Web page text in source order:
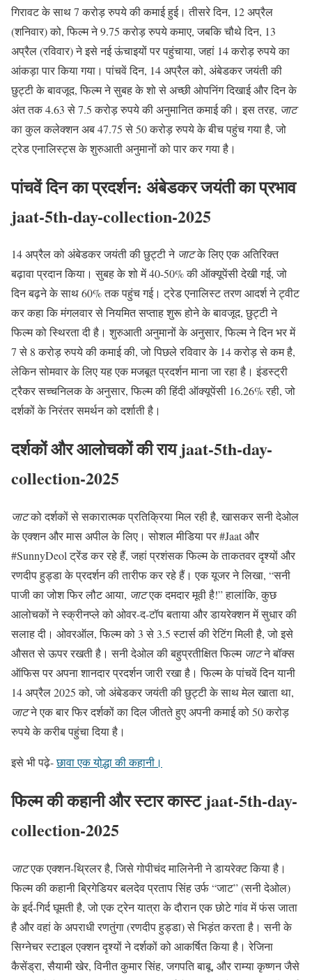
गिरावट के साथ 7 करोड़ रुपये की कमाई हुई। तीसरे दिन, 12 अप्रैल
(शनिवार) को, फिल्म ने 9.75 करोड़ रुपये कमाए, जबकि चौथे दिन, 13
अप्रैल (रविवार) ने इसे नई ऊंचाइयों पर पहुंचाया, जहां 14 करोड़ रुपये का
आंकड़ा पार किया गया। पांचवें दिन, 14 अप्रैल को, अंबेडकर जयंती की
छुट्टी के बावजूद, फिल्म ने सुबह के शो से अच्छी ओपनिंग दिखाई और दिन के
अंत तक 4.63 से 7.5 करोड़ रुपये की अनुमानित कमाई की। इस तरह, जाट
का कुल कलेक्शन अब 47.75 से 50 करोड़ रुपये के बीच पहुंच गया है, जो
ट्रेड एनालिस्ट्स के शुरुआती अनुमानों को पार कर गया है।
पांचवें दिन का प्रदर्शन: अंबेडकर जयंती का प्रभाव
jaat-5th-day-collection-2025
14 अप्रैल को अंबेडकर जयंती की छुट्टी ने जाटके लिए एक अतिरिक्त
बढ़ावा प्रदान किया। सुबह के शो में 40-50% की ऑक्यूपेंसी देखी गई, जो
दिन बढ़ने के साथ 60% तक पहुंच गई। ट्रेड एनालिस्ट तरण आदर्श ने ट्वीट
कर कहा कि मंगलवार से नियमित सप्ताह शुरू होने के बावजूद, छुट्टी ने
फिल्म को स्थिरता दी है। शुरुआती अनुमानों के अनुसार, फिल्म ने दिन भर में
7 से 8 करोड़ रुपये की कमाई की, जो पिछले रविवार के 14 करोड़ से कम है,
लेकिन सोमवार के लिए यह एक मजबूत प्रदर्शन माना जा रहा है। इंडस्ट्री
ट्रैकर सच्चनिलक के अनुसार, फिल्म की हिंदी ऑक्यूपेंसी 16.26% रही, जो
दर्शकों के निरंतर समर्थन को दर्शाती है।
दर्शकों और आलोचकों की राय jaat-5th-day-
collection-2025
जाटको दर्शकों से सकारात्मक प्रतिक्रिया मिल रही है, खासकर सनी देओल
के एक्शन और मास अपील के लिए। सोशल मीडिया पर #Jaat और
#SunnyDeol ट्रेंड कर रहे हैं, जहां प्रशंसक फिल्म के ताकतवर दृश्यों और
रणदीप हुड्डा के प्रदर्शन की तारीफ कर रहे हैं। एक यूजर ने लिखा, “सनी
पाजी का जोश फिर लौट आया, जाटएक दमदार मूवी है!” हालांकि, कुछ
आलोचकों ने स्क्रीनप्ले को ओवर-द-टॉप बताया और डायरेक्शन में सुधार की
सलाह दी। ओवरऑल, फिल्म को 3 से 3.5 स्टार्स की रेटिंग मिली है, जो इसे
औसत से ऊपर रखती है। सनी देओल की बहुप्रतीक्षित फिल्म जाटने बॉक्स
ऑफिस पर अपना शानदार प्रदर्शन जारी रखा है। फिल्म के पांचवें दिन यानी
14 अप्रैल 2025 को, जो अंबेडकर जयंती की छुट्टी के साथ मेल खाता था,
जाटने एक बार फिर दर्शकों का दिल जीतते हुए अपनी कमाई को 50 करोड़
रुपये के करीब पहुंचा दिया है।
इसे भी पढ़े-छावा एक यो़द्धा की कहानी।
फिल्म की कहानी और स्टार कास्ट jaat-5th-day-
collection-2025
जाटएक एक्शन-थ्रिलर है, जिसे गोपीचंद मालिनेनी ने डायरेक्ट किया है।
फिल्म की कहानी ब्रिगेडियर बलदेव प्रताप सिंह उर्फ “जाट” (सनी देओल)
के इर्द-गिर्द घूमती है, जो एक ट्रेन यात्रा के दौरान एक छोटे गांव में फंस जाता
है और वहां के अपराधी रणतुंगा (रणदीप हुड्डा) से भिड़ंत करता है। सनी के
सिग्नेचर स्टाइल एक्शन दृश्यों ने दर्शकों को आकर्षित किया है। रेजिना
कैसेंड्रा, सैयामी खेर, विनीत कुमार सिंह, जगपति बाबू, और राम्या कृष्णन जैसे